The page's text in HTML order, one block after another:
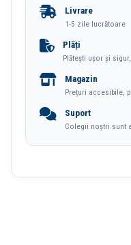
Linfini
Culori
Macarons
Deli
Livrare
1-5 zile lucrătoare
Plăți
Plătești ușor și
Magazin
Prețuri accesibile,
Suport
Colegii noștri sunt